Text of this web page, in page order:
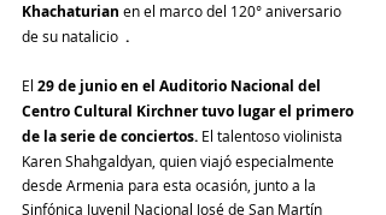
Khachaturian en el marco del 120° aniversario
de su natalicio .
El 29 de junio en el Auditorio Nacional del
Centro Cultural Kirchner tuvo lugar el primero
de la serie de conciertos. El talentoso violinista
Karen Shahgaldyan, quien viajó especialmente
desde Armenia para esta ocasión, junto a la
Sinfónica Juvenil Nacional José de San Martín